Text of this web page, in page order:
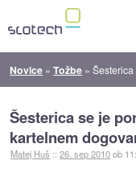
Novice »Tožbe »Šesterica
Šesterica se je
kartelnem
Matej Huš ::26. sep 2010ob